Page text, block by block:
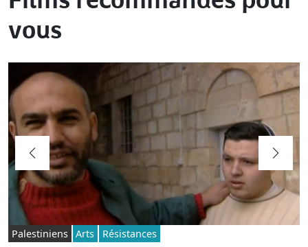
vous
Palestiniens Arts Résistances